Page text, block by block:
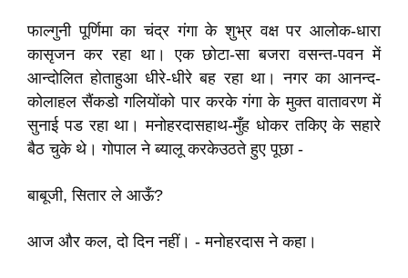
फाल्गुनी पूर्णिमा का चंद्र गंगा के शुभ्र वक्ष पर आलोक-धारा
कासृजन कर रहा था। एक छोटा-सा बजरा वसन्त-पवन में
आन्दोलित होताहुआ धीरे-धीरे बह रहा था। नगर का आनन्द-
कोलाहल सैंकडो गलियोंको पार करके गंगा के मुक्त वातावरण में
सुनाई पड रहा था। मनोहरदासहाथ-मुँह धोकर तकिए के सहारे
बैठ चुके थे। गोपाल ने ब्यालू करकेउठते हुए पूछा -
बाबूजी, सितार ले आऊँ?
आज और कल, दो दिन नहीं। - मनोहरदास ने कहा।